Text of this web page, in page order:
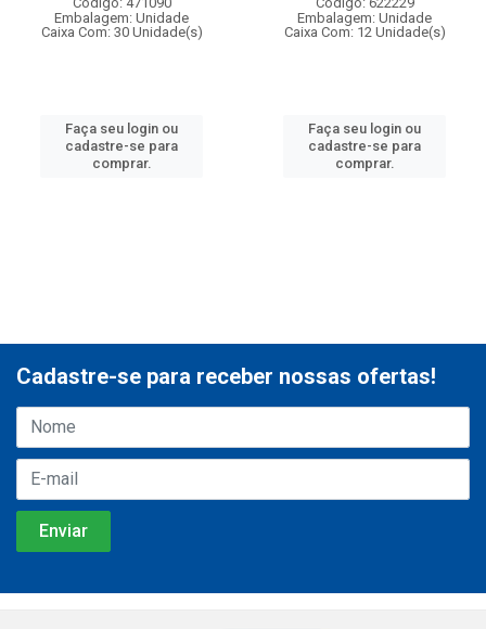
Embalagem: Unidade
Caixa Com: 30 Unidade(s)
Faça seu login ou
cadastre-se para
comprar.
Embalagem: Unidade
Caixa Com: 12 Unidade(s)
Faça seu login ou
cadastre-se para
comprar.
Cadastre-se para receber nossas ofertas!